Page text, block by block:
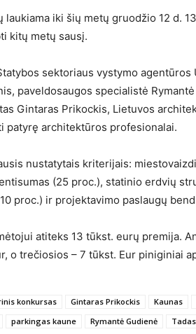
laukiama iki šių metų gruodžio 12 d.
kitų metų sausį.
sektoriaus vystymo agentūros
paveldosaugos specialistė
Gintaras Prikockis, Lietuvos
patyrę architektūros profesionalai.
nustatytais kriterijais:
(25 proc.), statinio erdvių
proc.) ir projektavimo paslaugų
atiteks 13 tūkst. eurų premija.
o trečiosios – 7 tūkst. Eur piniginiai
konkursas Gintaras Prikockis Kaunas
parkingas kaune Rymantė Gudienė